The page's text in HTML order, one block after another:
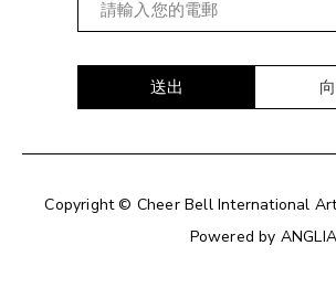
送出
Copyright © Cheer Bell International
Powered by